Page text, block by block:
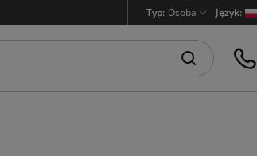
Typ: Osoba Język: